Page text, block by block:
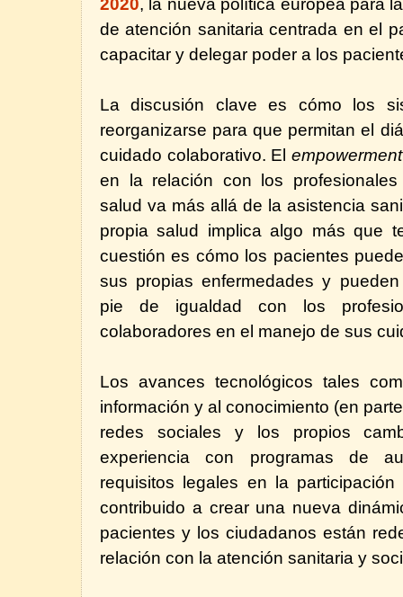
2020, la nueva política europea para
de atención sanitaria centrada en el
capacitar y delegar poder a los
La discusión clave es cómo los
reorganizarse para que permitan el
cuidado colaborativo. El
en la relación con los
salud va más allá de la asistencia
propia salud implica algo más que
cuestión es cómo los pacientes
sus propias enfermedades y pueden
pie de igualdad con los
colaboradores en el manejo de sus
Los avances tecnológicos tales
información y al conocimiento (en
redes sociales y los propios
experiencia con programas de
requisitos legales en la
contribuido a crear una nueva
pacientes y los ciudadanos están
relación con la atención sanitaria y